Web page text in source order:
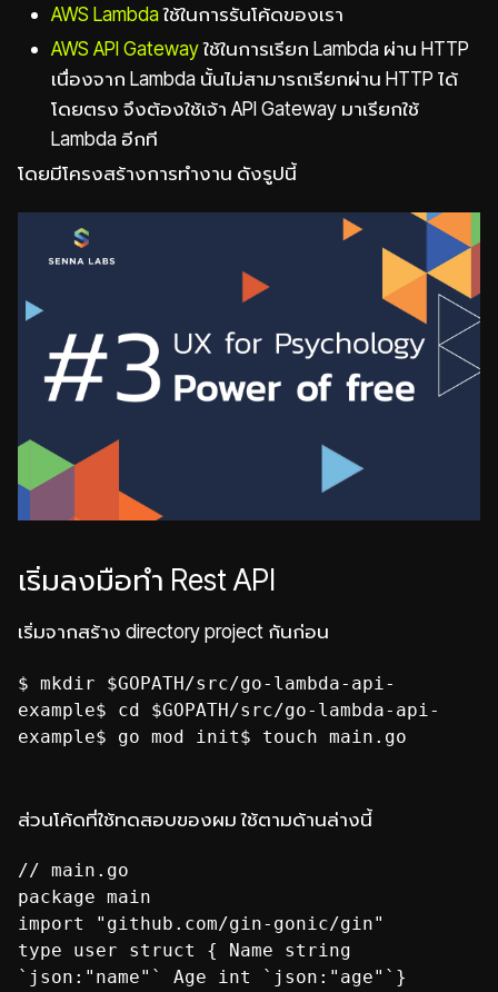
AWS Lambdaใช้ในการรันโค้ดของเรา
AWS API Gatewayใช้ในการเรียก Lambda ผ่าน HTTP
เนื่องจาก Lambda นั้นไม่สามารถเรียกผ่าน HTTP ได้
โดยตรง จึงต้องใช้เจ้า API Gateway มาเรียกใช้
Lambda อีกที
โดยมีโครงสร้างการทำงาน ดังรูปนี้
เริ่มลงมือทำ Rest API
เริ่มจากสร้าง directory project กันก่อน
$ mkdir $GOPATH/src/go-lambda-api-
example$ cd $GOPATH/src/go-lambda-api-
example$ go mod init$ touch main.go
ส่วนโค้ดที่ใช้ทดสอบของผม ใช้ตามด้านล่างนี้
// main.go
package main
import "github.com/gin-gonic/gin"
type user struct { Name string
`json:"name"` Age int `json:"age"`}